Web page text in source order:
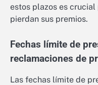
estos plazos es crucial
pierdan sus premios.
Fechas límite de
reclamaciones de
Las fechas límite de